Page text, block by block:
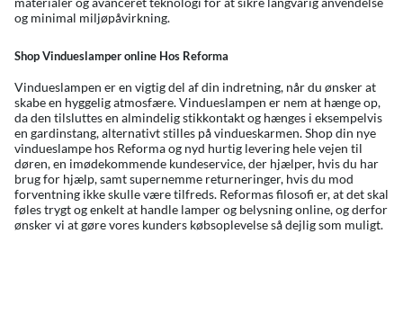
og minimal miljøpåvirkning.
Shop Vindueslamper online Hos Reforma
Vindueslampen er en vigtig del af din indretning, når du ønsker at
skabe en hyggelig atmosfære. Vindueslampen er nem at hænge op,
da den tilsluttes en almindelig stikkontakt og hænges i eksempelvis
en gardinstang, alternativt stilles på vindueskarmen. Shop din nye
vindueslampe hos Reforma og nyd hurtig levering hele vejen til
døren, en imødekommende kundeservice, der hjælper, hvis du har
brug for hjælp, samt supernemme returneringer, hvis du mod
forventning ikke skulle være tilfreds. Reformas filosofi er, at det skal
føles trygt og enkelt at handle lamper og belysning online, og derfor
ønsker vi at gøre vores kunders købsoplevelse så dejlig som muligt.